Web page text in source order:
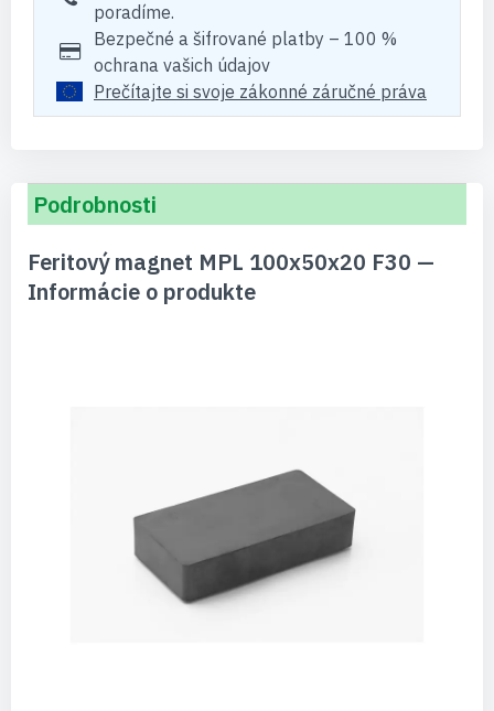
poradíme.
Bezpečné a šifrované platby – 100 %
ochrana vašich údajov
Prečítajte si svoje zákonné záručné práva
Podrobnosti
Feritový magnet MPL 100x50x20 F30 —
Informácie o produkte